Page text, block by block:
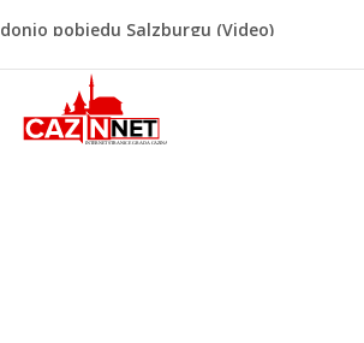
“Pečat slobodi 2026”: U Tržačkoj Rašteli
Unsko-sanskog kantona
Porodica iz Krajine u centru afere,
gradonačelnik Kelna pokrenuo istragu